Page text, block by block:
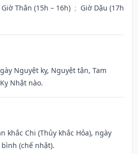
Giờ Thân (15h – 16h) ; Giờ Dậu (17h
Nguyệt kỵ, Nguyệt tận, Tam
Nhật nào.
khắc Chi (Thủy khắc Hỏa), ngày
(chế nhật).